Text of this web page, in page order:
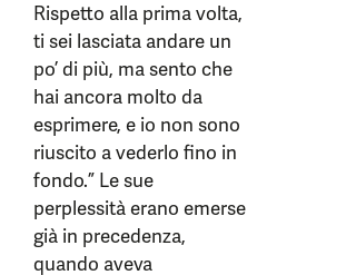
Rispetto alla prima volta,
ti sei lasciata andare un
po’ di più, ma sento che
hai ancora molto da
esprimere, e io non sono
riuscito a vederlo fino in
fondo.” Le sue
perplessità erano emerse
già in precedenza,
quando aveva